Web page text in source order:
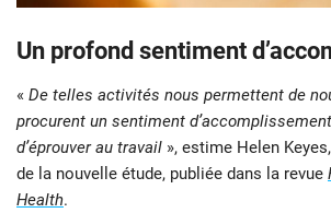
Un profond sentiment
« De telles activités nous permettent de
procurent un sentiment
d’éprouver au travail », estime Helen
de la nouvelle étude, publiée dans la revue
Health.